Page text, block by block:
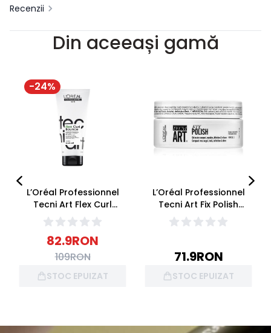
Recenzii
Din aceeași gamă
-24%
L’Oréal Professionnel
Tecni Art Flex Curl
Bounce Crema
Modelatoare 200ml
82.9RON
109RON
STOC EPUIZAT
L’Oréal Professionnel
Tecni Art Fix Polish
Ceara Modelatoare
75ml
71.9RON
STOC EPUIZAT